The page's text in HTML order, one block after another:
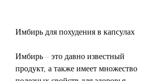
Имбирь для похудения в капсулах
Имбирь – это давно известный
продукт, а также имеет множество